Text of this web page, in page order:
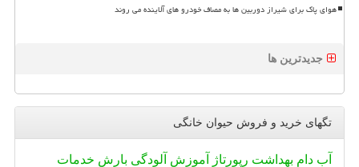
هوای پاک برای شیراز دوربین ها به مصاف خودرو های آلاینده می روند
جدیدترین ها
تگهای خرید و فروش حیوان خانگی
آب دام بهداشت رپورتاژ آموزش آلودگی بارش خدمات